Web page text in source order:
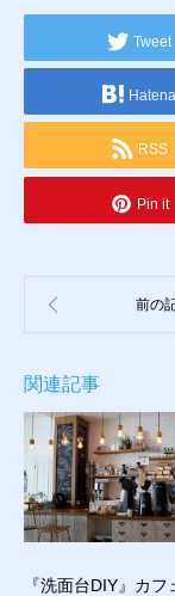
Tweet
Hatena
RSS
Pin it
関連記事
『洗面台DIY』カ